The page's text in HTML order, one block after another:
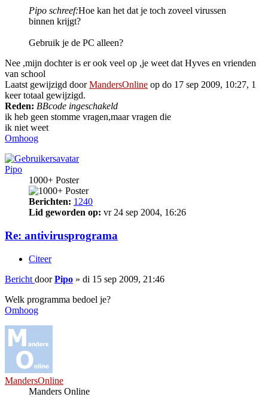
Pipo schreef:Hoe kan het dat je toch zoveel virussen
binnen krijgt?
Gebruik je de PC alleen?
Nee ,mijn dochter is er ook veel op ,je weet dat Hyves en vrienden
van school
Laatst gewijzigd doorMandersOnline op do 17 sep 2009, 10:27, 1
keer totaal gewijzigd.
Reden: BBcode ingeschakeld
ik heb geen stomme vragen,maar vragen die
ik niet weet
Omhoog
Pipo
1000+ Poster
Berichten: 1240
Lid geworden op: vr 24 sep 2004, 16:26
Re: antivirusprograma
Citeer
Bericht doorPipo » di 15 sep 2009, 21:46
Welk programma bedoel je?
Omhoog
MandersOnline
Manders Online